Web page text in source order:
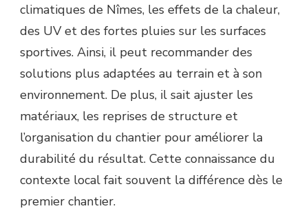
climatiques de Nîmes, les effets de la chaleur,
des UV et des fortes pluies sur les surfaces
sportives. Ainsi, il peut recommander des
solutions plus adaptées au terrain et à son
environnement. De plus, il sait ajuster les
matériaux, les reprises de structure et
l’organisation du chantier pour améliorer la
durabilité du résultat. Cette connaissance du
contexte local fait souvent la différence dès le
premier chantier.